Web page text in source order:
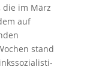
im März
auf
stand